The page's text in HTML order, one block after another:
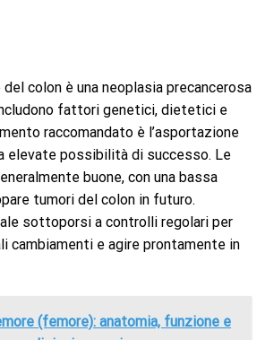
del colon è una neoplasia precancerosa
fattori genetici, dietetici e
raccomandato è l’asportazione
elevate possibilità di successo. Le
buone, con una bassa
tumori del colon in futuro.
sottoporsi a controlli regolari per
cambiamenti e agire prontamente in
(femore): anatomia, funzione e